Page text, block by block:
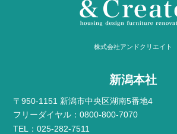
株式会社アンドクリエイト
新潟本社
〒950-1151 新潟市中央区湖南5番地4
フリーダイヤル：0800-800-7070
TEL：025-282-7511